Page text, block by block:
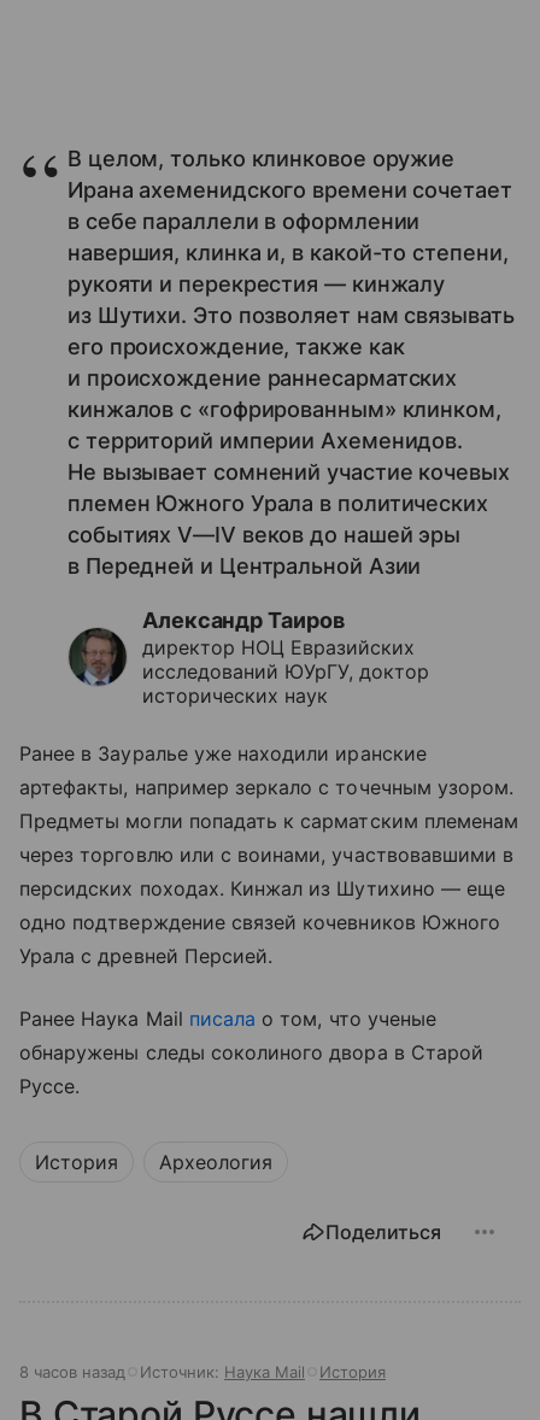
В целом, только клинковое оружие
Ирана ахеменидского времени сочетает
в себе параллели в оформлении
навершия, клинка и, в какой-то степени,
рукояти и перекрестия — кинжалу
из Шутихи. Это позволяет нам связывать
его происхождение, также как
и происхождение раннесарматских
кинжалов с «гофрированным» клинком,
с территорий империи Ахеменидов.
Не вызывает сомнений участие кочевых
племен Южного Урала в политических
событиях V—IV веков до нашей эры
в Передней и Центральной Азии
Александр Таиров
директор НОЦ Евразийских
исследований ЮУрГУ, доктор
исторических наук
Ранее в Зауралье уже находили иранские
артефакты, например зеркало с точечным узором.
Предметы могли попадать к сарматским племенам
через торговлю или с воинами, участвовавшими в
персидских походах. Кинжал из Шутихино — еще
одно подтверждение связей кочевников Южного
Урала с древней Персией.
Ранее Наука Mail писала о том, что ученые
обнаружены следы соколиного двора в Старой
Руссе.
История Археология
Поделиться
8 часов назад Источник: Наука Mail История